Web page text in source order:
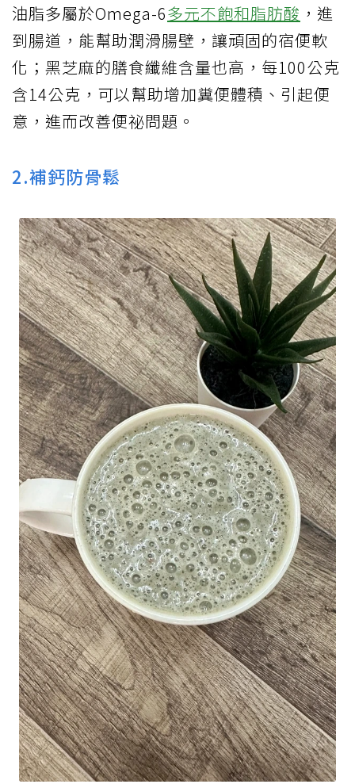
油脂多屬於Omega-6多元不飽和脂肪酸 ，進
到腸道，能幫助潤滑腸壁，讓頑固的宿便軟
化；黑芝麻的膳食纖維含量也高，每100公克
含14公克，可以幫助增加糞便體積、引起便
意，進而改善便祕問題。
2.補鈣防骨鬆